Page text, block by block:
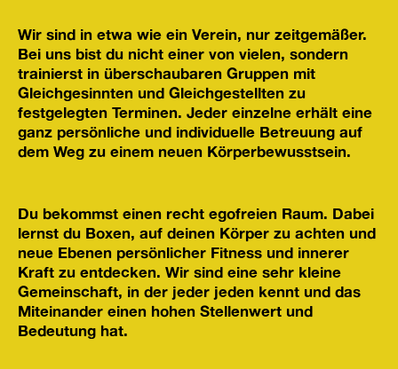
Wir sind in etwa wie ein Verein, nur zeitgemäßer.
Bei uns bist du nicht einer von vielen, sondern
trainierst in überschaubaren Gruppen mit
Gleichgesinnten und Gleichgestellten zu
festgelegten Terminen. Jeder einzelne erhält eine
ganz persönliche und individuelle Betreuung auf
dem Weg zu einem neuen Körperbewusstsein.
Du bekommst einen recht egofreien Raum. Dabei
lernst du Boxen, auf deinen Körper zu achten und
neue Ebenen persönlicher Fitness und innerer
Kraft zu entdecken. Wir sind eine sehr kleine
Gemeinschaft, in der jeder jeden kennt und das
Miteinander einen hohen Stellenwert und
Bedeutung hat.